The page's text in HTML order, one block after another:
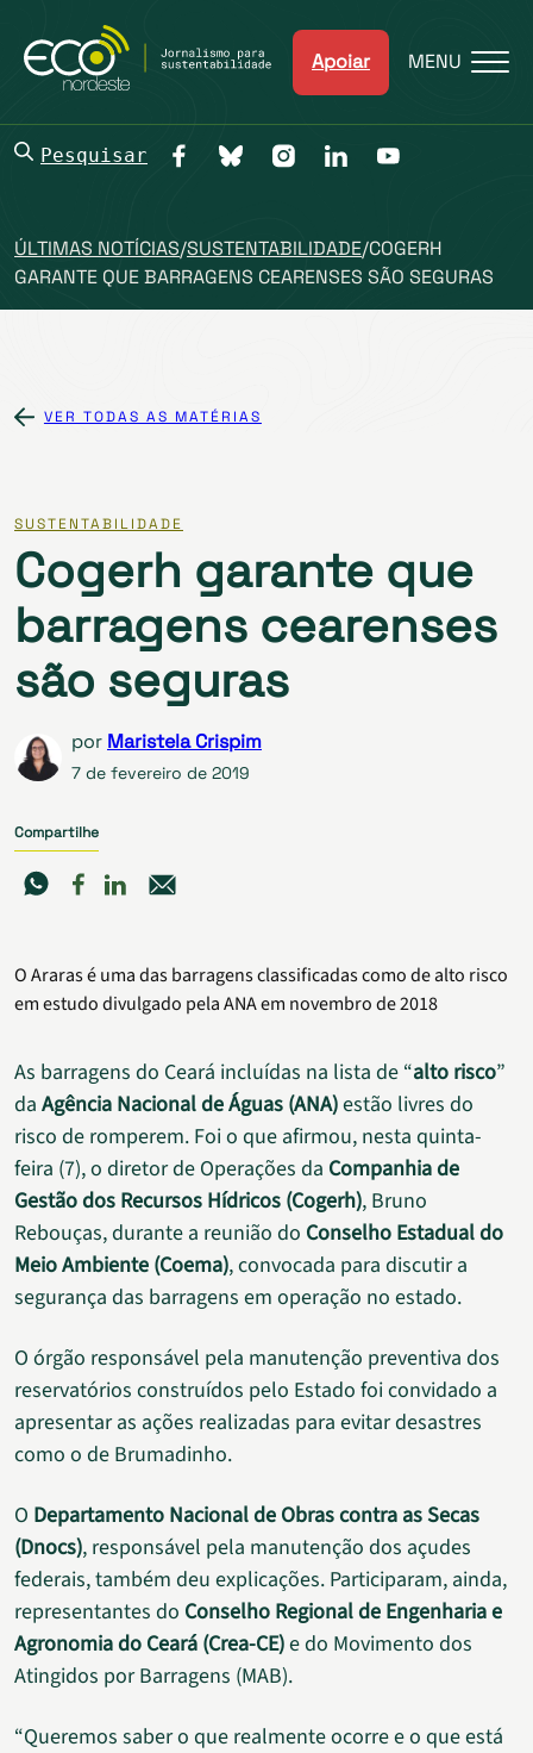
Apoiar MENU
Pesquisar
ÚLTIMAS NOTÍCIAS/SUSTENTABILIDADE/COGERH
GARANTE QUE BARRAGENS CEARENSES SÃO SEGURAS
VER TODAS AS MATÉRIAS
SUSTENTABILIDADE
Cogerh garante que
barragens cearenses
são seguras
por Maristela Crispim
7 de fevereiro de 2019
Compartilhe
O Araras é uma das barragens classificadas como de alto risco
em estudo divulgado pela ANA em novembro de 2018
As barragens do Ceará incluídas na lista de “alto risco”
da Agência Nacional de Águas (ANA)estão livres do
risco de romperem. Foi o que afirmou, nesta quinta-
feira (7), o diretor de Operações da Companhia de
Gestão dos Recursos Hídricos (Cogerh), Bruno
Rebouças, durante a reunião do Conselho Estadual do
Meio Ambiente (Coema), convocada para discutir a
segurança das barragens em operação no estado.
O órgão responsável pela manutenção preventiva dos
reservatórios construídos pelo Estado foi convidado a
apresentar as ações realizadas para evitar desastres
como o de Brumadinho.
O Departamento Nacional de Obras contra as Secas
(Dnocs), responsável pela manutenção dos açudes
federais, também deu explicações. Participaram, ainda,
representantes do Conselho Regional de Engenharia e
Agronomia do Ceará (Crea-CE)e do Movimento dos
Atingidos por Barragens (MAB).
“Queremos saber o que realmente ocorre e o que está